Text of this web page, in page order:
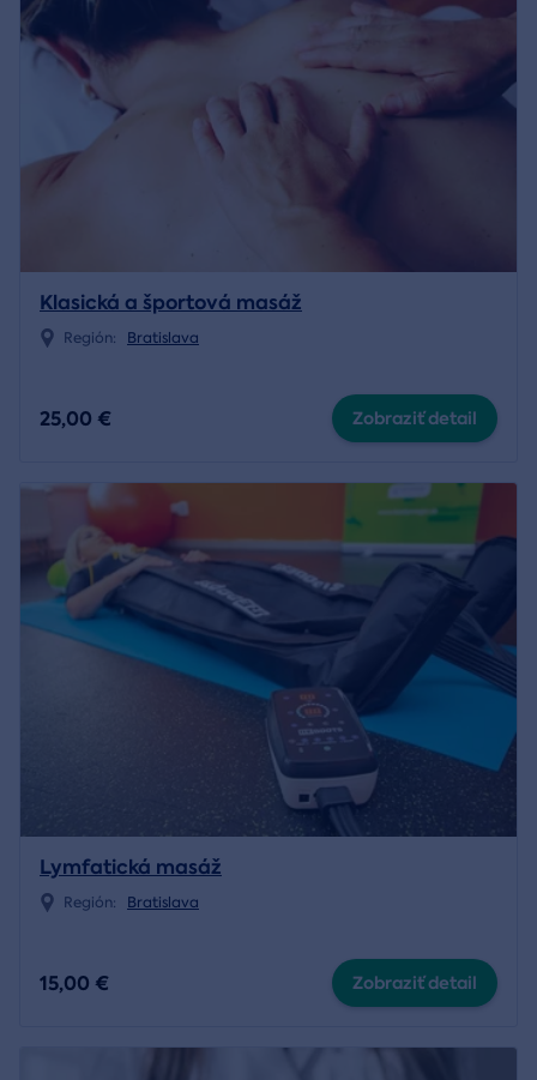
Klasická a športová masáž
Región: Bratislava
25,00 € Zobraziť detail
Lymfatická masáž
Región: Bratislava
15,00 € Zobraziť detail